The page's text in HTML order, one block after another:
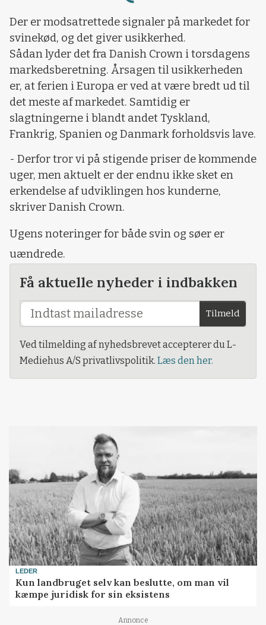
Der er modsatrettede signaler på markedet for
svinekød, og det giver usikkerhed.
Sådan lyder det fra Danish Crown i torsdagens
markedsberetning. Årsagen til usikkerheden
er, at ferien i Europa er ved at være bredt ud til
det meste af markedet. Samtidig er
slagtningerne i blandt andet Tyskland,
Frankrig, Spanien og Danmark forholdsvis lave.
- Derfor tror vi på stigende priser de kommende
uger, men aktuelt er der endnu ikke sket en
erkendelse af udviklingen hos kunderne,
skriver Danish Crown.
Ugens noteringer for både svin og søer er
uændrede.
Få aktuelle nyheder i indbakken
Tilmeld
Ved tilmelding af nyhedsbrevet accepterer du L-
Mediehus A/S privatlivspolitik. Læs den her.
LEDER
Kun landbruget selv kan beslutte, om man vil
kæmpe juridisk for sin eksistens
Annonce